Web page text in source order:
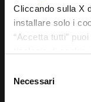
Cliccando sulla X
installare solo i
“Accetta tutti”
successivi.
delNecessari